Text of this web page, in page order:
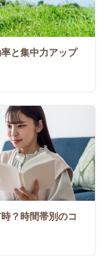
と集中力アップ
？時間帯別のコ